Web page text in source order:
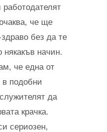
че ще
без да те
някакъв начин.
че една от
в подобни
да
крачка.
сериозен,